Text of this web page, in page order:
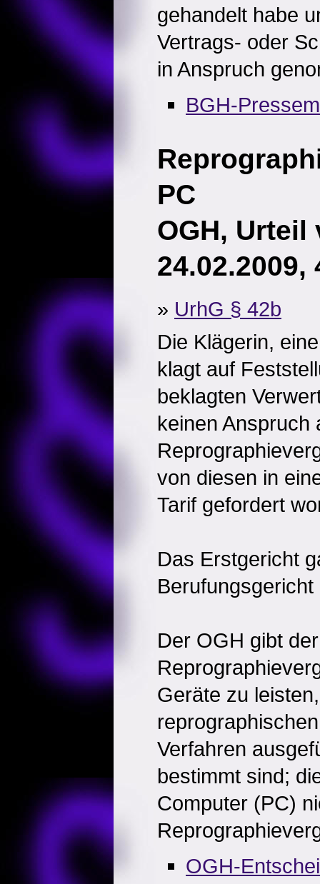
gehandelt habe
Vertrags- oder
in Anspruch
BGH-
PC
OGH, Urteil
24.02.2009,
» UrhG § 42b
Die Klägerin,
klagt auf
beklagten
keinen Anspruch
von diesen in
Tarif gefordert
Das Erstgericht
Der OGH gibt
Geräte zu
Verfahren
bestimmt sind;
Computer (PC)
OGH-